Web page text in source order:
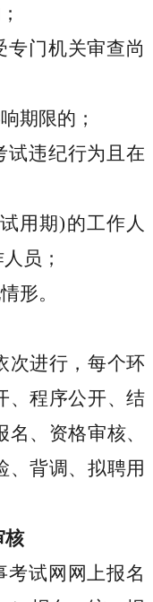
专门机关审查尚
期限的；
试违纪行为且在
用期)的工作人
员；
形。
次进行，每个环
、程序公开、结
、资格审核、
、背调、拟聘用
核
考试网网上报名